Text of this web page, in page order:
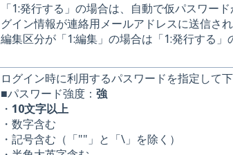
「1:発行する」の場合は、自動で仮パスワー
グイン情報が連絡用メールアドレスに送信され
編集区分が「1:編集」の場合は「1:発行する」
ログイン時に利用するパスワードを指定して下
■パスワード強度： 強
・ 10文字以上
・数字含む
・記号含む（「""」と「\」を除く）